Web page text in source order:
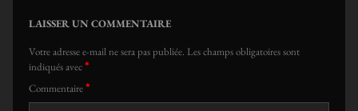
LAISSER UN COMMENTAIRE
Votre adresse e-mail ne sera pas publiée. Les champs obligatoires sont
indiqués avec*
Commentaire*